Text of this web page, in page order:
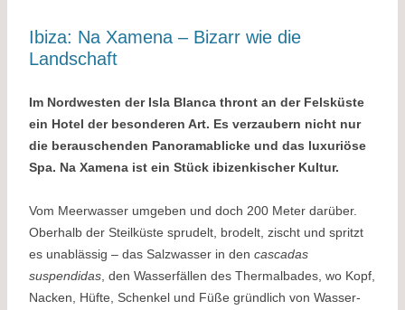
Ibiza: Na Xamena – Bizarr wie die
Landschaft
Im Nordwesten der Isla Blanca thront an der Felsküste
ein Hotel der besonderen Art. Es verzaubern nicht nur
die berauschenden Panoramablicke und das luxuriöse
Spa. Na Xamena ist ein Stück ibizenkischer Kultur.
Vom Meerwasser umgeben und doch 200 Meter darüber.
Oberhalb der Steilküste sprudelt, brodelt, zischt und spritzt
es unablässig – das Salzwasser in den cascadas
suspendidas , den Wasserfällen des Thermalbades, wo Kopf,
Nacken, Hüfte, Schenkel und Füße gründlich von Wasser-